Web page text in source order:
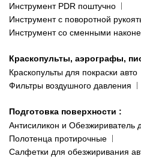
Инструмент PDR поштучно
Инструмент с поворотной
Инструмент со сменными
Краскопульты, аэрографы,
Краскопульты для покраски авто
Фильтры воздушного давления
Подготовка поверхности :
Антисиликон и Обезжириватель
Полотенца протирочные
Салфетки для обезжиривания